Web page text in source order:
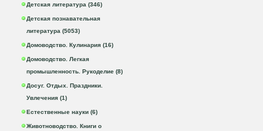
Детская литература (346)
Детская познавательная
литература (5053)
Домоводство. Кулинария (16)
Домоводство. Легкая
промышленность. Рукоделие (8)
Досуг. Отдых. Праздники.
Увлечения (1)
Естественные науки (6)
Животноводство. Книги о